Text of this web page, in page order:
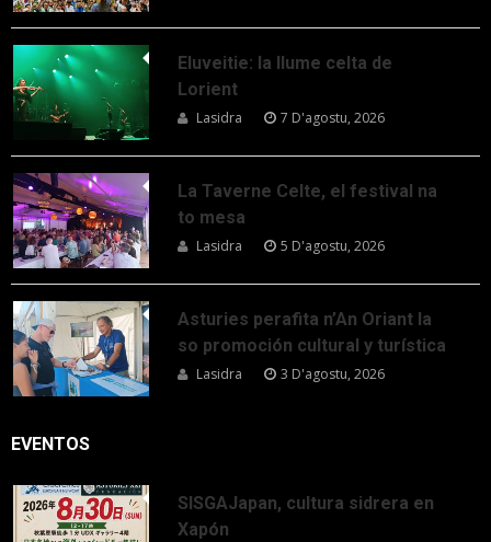
Eluveitie: la llume celta de
Lorient
Lasidra 7 D'agostu, 2026
La Taverne Celte, el festival na
to mesa
Lasidra 5 D'agostu, 2026
Asturies perafita n’An Oriant la
so promoción cultural y turística
Lasidra 3 D'agostu, 2026
EVENTOS
SISGAJapan, cultura sidrera en
Xapón